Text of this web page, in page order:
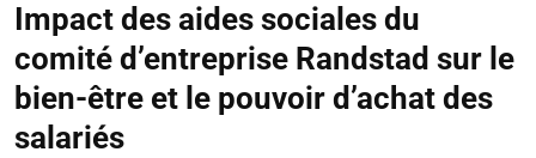
Impact des aides sociales du
comité d’entreprise Randstad sur le
bien-être et le pouvoir d’achat des
salariés